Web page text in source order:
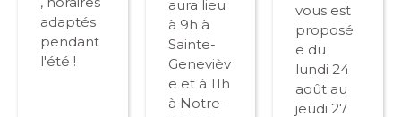
adaptés
pendant
l'été !
aura lieu
à 9h à
Sainte-
Genevièv
e et à 11h
à Notre-
vous est
proposé
e du
lundi 24
août au
jeudi 27